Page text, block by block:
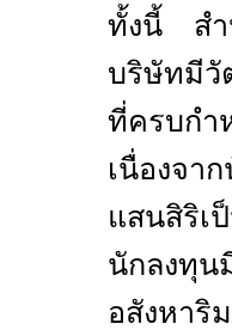
ทั้งนี้ สำ
บริษัทมีวั
ที่ครบกำ
เนื่องจา
แสนสิริเ
นักลงทุ
อสังหา